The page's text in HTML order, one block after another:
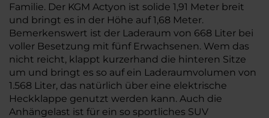
Familie. Der KGM Actyon ist solide 1,91 Meter breit
und bringt es in der Höhe auf 1,68 Meter.
Bemerkenswert ist der Laderaum von 668 Liter bei
voller Besetzung mit fünf Erwachsenen. Wem das
nicht reicht, klappt kurzerhand die hinteren Sitze
um und bringt es so auf ein Laderaumvolumen von
1.568 Liter, das natürlich über eine elektrische
Heckklappe genutzt werden kann. Auch die
Anhängelast ist für ein so sportliches SUV